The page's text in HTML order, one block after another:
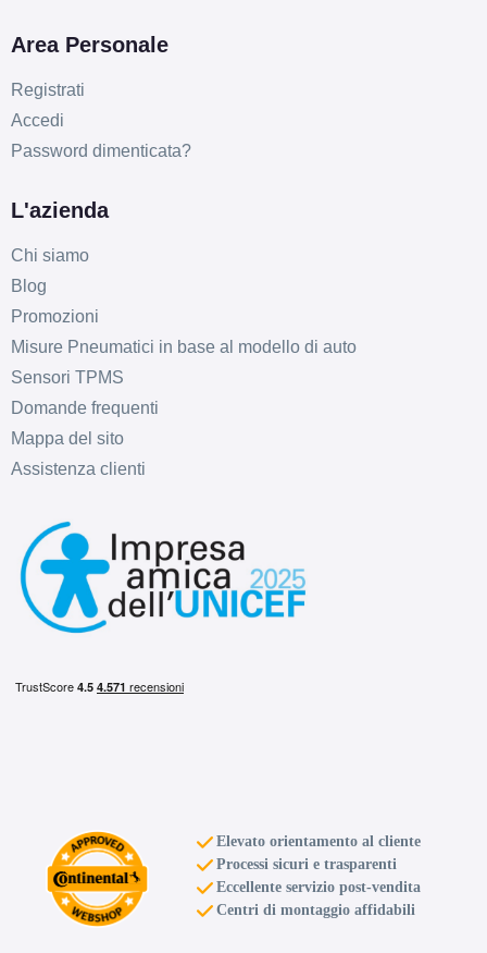
Area Personale
Registrati
Accedi
Password dimenticata?
L'azienda
Chi siamo
Blog
Promozioni
Misure Pneumatici in base al modello di auto
Sensori TPMS
Domande frequenti
Mappa del sito
Assistenza clienti
Elevato orientamento al cliente
Processi sicuri e trasparenti
Eccellente servizio post-vendita
Centri di montaggio affidabili